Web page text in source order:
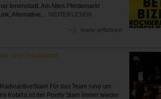
Innenstadt. Am Alten Pferdemarkt
Alternative,... WEITERLESEN
mehr erfahren
Alter Schlachthof
Für das Team rund um
Kotalla ist der Poetry Slam immer wieder